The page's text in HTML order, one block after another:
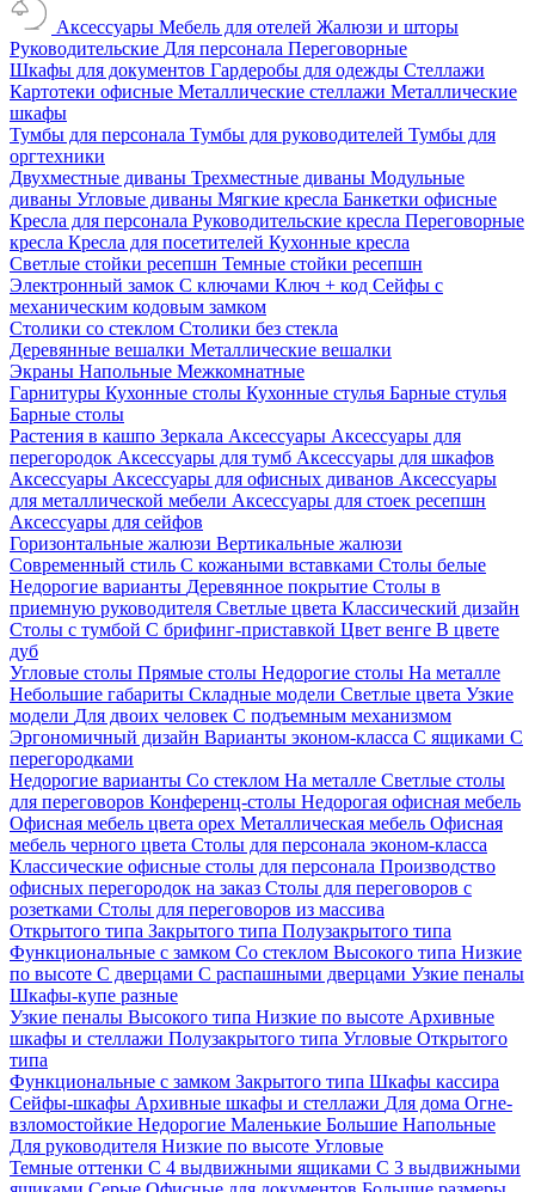
Аксессуары Мебель для отелей Жалюзи и шторы
Руководительские Для персонала Переговорные
Шкафы для документов Гардеробы для одежды Стеллажи
Картотеки офисные Металлические стеллажи Металлические
шкафы
Тумбы для персонала Тумбы для руководителей Тумбы для
оргтехники
Двухместные диваны Трехместные диваны Модульные
диваны Угловые диваны Мягкие кресла Банкетки офисные
Кресла для персонала Руководительские кресла Переговорные
кресла Кресла для посетителей Кухонные кресла
Светлые стойки ресепшн Темные стойки ресепшн
Электронный замок С ключами Ключ + код Сейфы с
механическим кодовым замком
Столики со стеклом Столики без стекла
Деревянные вешалки Металлические вешалки
Экраны Напольные Межкомнатные
Гарнитуры Кухонные столы Кухонные стулья Барные стулья
Барные столы
Растения в кашпо Зеркала Аксессуары Аксессуары для
перегородок Аксессуары для тумб Аксессуары для шкафов
Аксессуары Аксессуары для офисных диванов Аксессуары
для металлической мебели Аксессуары для стоек ресепшн
Аксессуары для сейфов
Горизонтальные жалюзи Вертикальные жалюзи
Современный стиль С кожаными вставками Столы белые
Недорогие варианты Деревянное покрытие Столы в
приемную руководителя Светлые цвета Классический дизайн
Столы с тумбой С брифинг-приставкой Цвет венге В цвете
дуб
Угловые столы Прямые столы Недорогие столы На металле
Небольшие габариты Складные модели Светлые цвета Узкие
модели Для двоих человек С подъемным механизмом
Эргономичный дизайн Варианты эконом-класса С ящиками С
перегородками
Недорогие варианты Со стеклом На металле Светлые столы
для переговоров Конференц-столы Недорогая офисная мебель
Офисная мебель цвета орех Металлическая мебель Офисная
мебель черного цвета Столы для персонала эконом-класса
Классические офисные столы для персонала Производство
офисных перегородок на заказ Столы для переговоров с
розетками Столы для переговоров из массива
Открытого типа Закрытого типа Полузакрытого типа
Функциональные с замком Со стеклом Высокого типа Низкие
по высоте С дверцами С распашными дверцами Узкие пеналы
Шкафы-купе разные
Узкие пеналы Высокого типа Низкие по высоте Архивные
шкафы и стеллажи Полузакрытого типа Угловые Открытого
типа
Функциональные с замком Закрытого типа Шкафы кассира
Сейфы-шкафы Архивные шкафы и стеллажи Для дома Огне-
взломостойкие Недорогие Маленькие Большие Напольные
Для руководителя Низкие по высоте Угловые
Темные оттенки С 4 выдвижными ящиками С 3 выдвижными